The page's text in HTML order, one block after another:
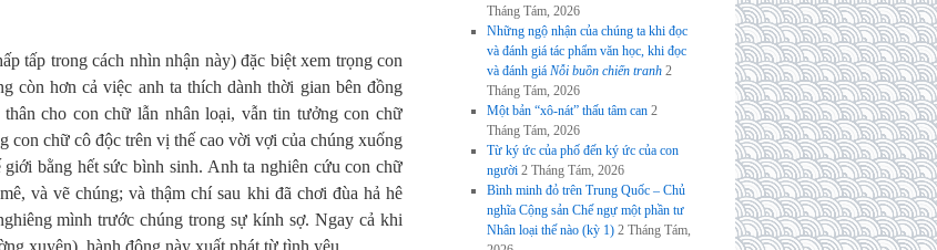
tấp trong cách nhìn nhận này) đặc biệt xem trọng con
còn hơn cả việc anh ta thích dành thời gian bên đồng
cho con chữ lẫn nhân loại, vẫn tin tưởng con chữ
con chữ cô độc trên vị thế cao vời vợi của chúng xuống
bằng hết sức bình sinh. Anh ta nghiên cứu con chữ
và vẽ chúng; và thậm chí sau khi đã chơi đùa hả hê
mình trước chúng trong sự kính sợ. Ngay cả khi
xuyên), hành động này xuất phát từ tình yêu.
Tháng Tám, 2026
Những ngộ nhận của chúng ta khi đọc
và đánh giá tác phẩm văn học, khi đọc
và đánh giá Nỗi buồn chiến tranh 2
Tháng Tám, 2026
Một bản “xô-nát” thấu tâm can 2
Tháng Tám, 2026
Từ ký ức của phố đến ký ức của con
người 2 Tháng Tám, 2026
Bình minh đỏ trên Trung Quốc – Chủ
nghĩa Cộng sản Chế ngự một phần tư
Nhân loại thế nào (kỳ 1) 2 Tháng Tám,